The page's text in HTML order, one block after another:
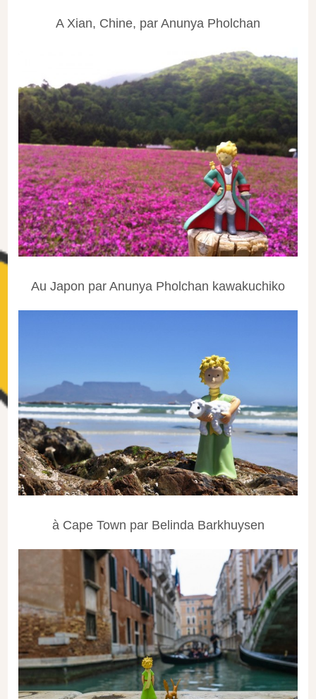
A Xian, Chine, par Anunya Pholchan
Au Japon par Anunya Pholchan kawakuchiko
à Cape Town par Belinda Barkhuysen